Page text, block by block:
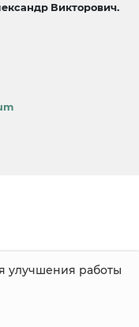
Викторович.
улучшения работы